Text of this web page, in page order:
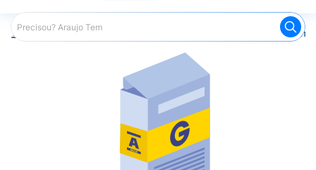
Araujo Medicamentos